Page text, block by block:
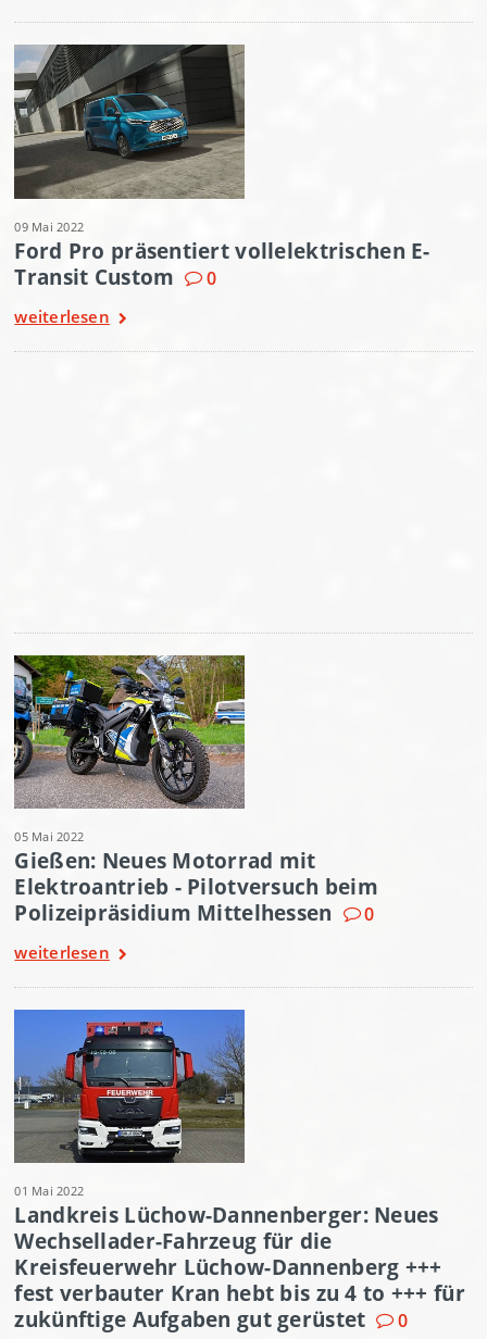
09 Mai 2022
Ford Pro präsentiert vollelektrischen E-
Transit Custom
0
weiterlesen
05 Mai 2022
Gießen: Neues Motorrad mit
Elektroantrieb - Pilotversuch beim
Polizeipräsidium Mittelhessen
0
weiterlesen
01 Mai 2022
Landkreis Lüchow-Dannenberger: Neues
Wechsellader-Fahrzeug für die
Kreisfeuerwehr Lüchow-Dannenberg +++
fest verbauter Kran hebt bis zu 4 to +++ für
zukünftige Aufgaben gut gerüstet
0